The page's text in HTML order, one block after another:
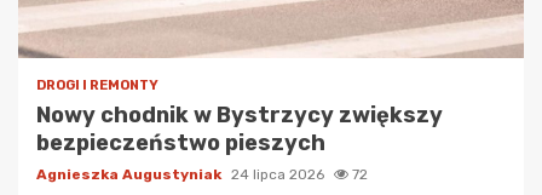
DROGI I REMONTY
Nowy chodnik w Bystrzycy zwiększy
bezpieczeństwo pieszych
Agnieszka Augustyniak 24 lipca 2026 72